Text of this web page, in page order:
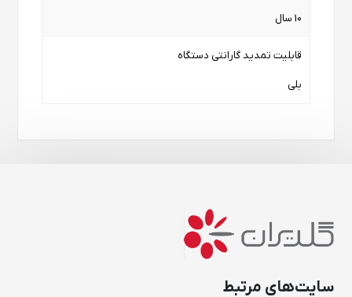
10 سال
قابلیت تمدید گارانتی دستگاه
بلی
سایت‌های مرتبط